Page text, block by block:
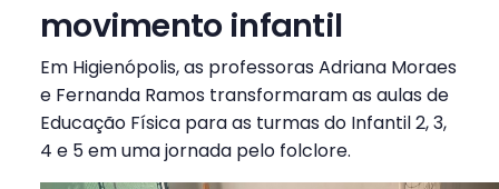
movimento infantil
Em Higienópolis, as professoras Adriana Moraes
e Fernanda Ramos transformaram as aulas de
Educação Física para as turmas do Infantil 2, 3,
4 e 5 em uma jornada pelo folclore.